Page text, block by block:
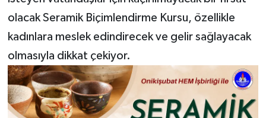
olacak Seramik Biçimlendirme Kursu, özellikle
kadınlara meslek edindirecek ve gelir sağlayacak
olmasıyla dikkat çekiyor.